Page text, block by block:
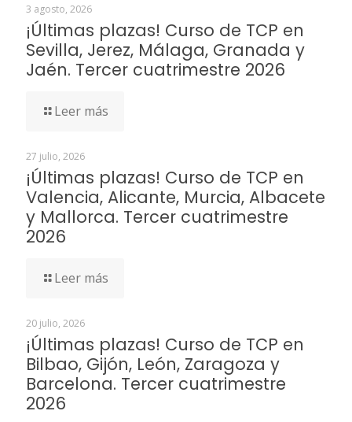
3 agosto, 2026
¡Últimas plazas! Curso de TCP en
Sevilla, Jerez, Málaga, Granada y
Jaén. Tercer cuatrimestre 2026
Leer más
27 julio, 2026
¡Últimas plazas! Curso de TCP en
Valencia, Alicante, Murcia, Albacete
y Mallorca. Tercer cuatrimestre
2026
Leer más
20 julio, 2026
¡Últimas plazas! Curso de TCP en
Bilbao, Gijón, León, Zaragoza y
Barcelona. Tercer cuatrimestre
2026